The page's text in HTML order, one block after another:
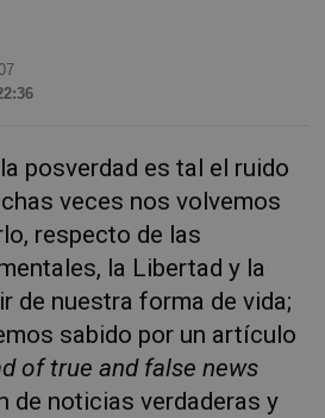
posverdad es tal el ruido
veces nos volvemos
respecto de las
la Libertad y la
de nuestra forma de vida;
sabido por un artículo
of true and false news
de noticias verdaderas y